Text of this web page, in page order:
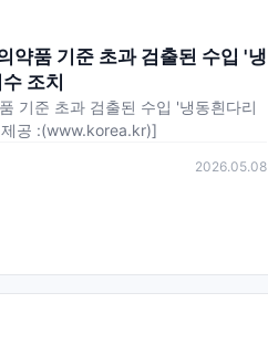
약품 기준 초과 검출된 수입 '냉
조치
기준 초과 검출된 수입 '냉동흰다리
공 :(www.korea.kr)]
2026.05.08